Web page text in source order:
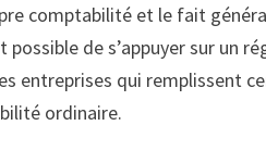
comptabilité et le fait
possible de s’appuyer sur un
entreprises qui remplissent
ordinaire.